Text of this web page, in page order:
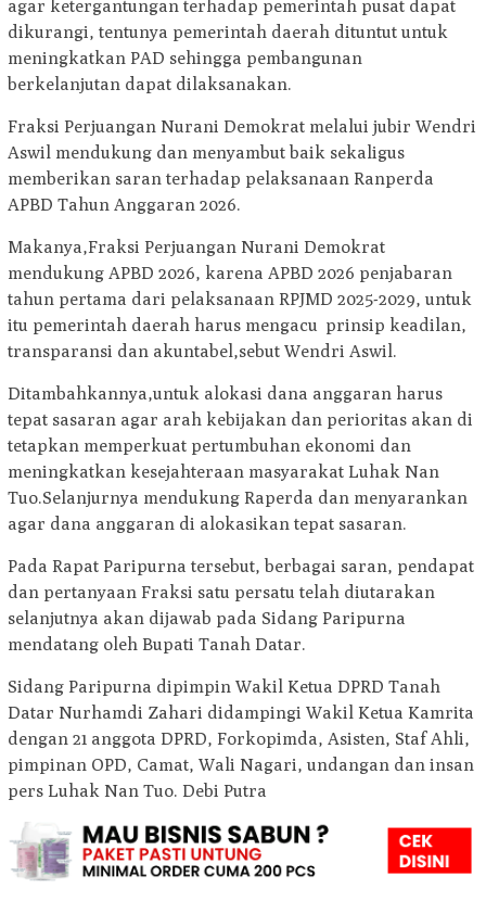
agar ketergantungan terhadap pemerintah pusat dapat
dikurangi, tentunya pemerintah daerah dituntut untuk
meningkatkan PAD sehingga pembangunan
berkelanjutan dapat dilaksanakan.
Fraksi Perjuangan Nurani Demokrat melalui jubir Wendri
Aswil mendukung dan menyambut baik sekaligus
memberikan saran terhadap pelaksanaan Ranperda
APBD Tahun Anggaran 2026.
Makanya,Fraksi Perjuangan Nurani Demokrat
mendukung APBD 2026, karena APBD 2026 penjabaran
tahun pertama dari pelaksanaan RPJMD 2025-2029, untuk
itu pemerintah daerah harus mengacu prinsip keadilan,
transparansi dan akuntabel,sebut Wendri Aswil.
Ditambahkannya,untuk alokasi dana anggaran harus
tepat sasaran agar arah kebijakan dan perioritas akan di
tetapkan memperkuat pertumbuhan ekonomi dan
meningkatkan kesejahteraan masyarakat Luhak Nan
Tuo.Selanjurnya mendukung Raperda dan menyarankan
agar dana anggaran di alokasikan tepat sasaran.
Pada Rapat Paripurna tersebut, berbagai saran, pendapat
dan pertanyaan Fraksi satu persatu telah diutarakan
selanjutnya akan dijawab pada Sidang Paripurna
mendatang oleh Bupati Tanah Datar.
Sidang Paripurna dipimpin Wakil Ketua DPRD Tanah
Datar Nurhamdi Zahari didampingi Wakil Ketua Kamrita
dengan 21 anggota DPRD, Forkopimda, Asisten, Staf Ahli,
pimpinan OPD, Camat, Wali Nagari, undangan dan insan
pers Luhak Nan Tuo. Debi Putra